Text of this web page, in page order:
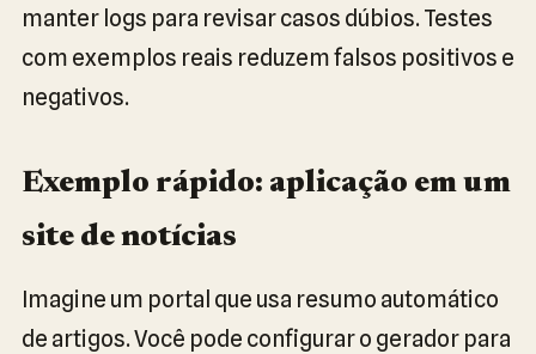
manter logs para revisar casos dúbios. Testes
com exemplos reais reduzem falsos positivos e
negativos.
Exemplo rápido: aplicação em um
site de notícias
Imagine um portal que usa resumo automático
de artigos. Você pode configurar o gerador para